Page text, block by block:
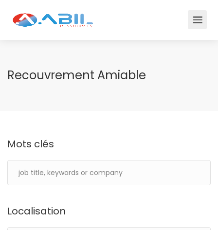
Recouvrement Amiable
Mots clés
Localisation